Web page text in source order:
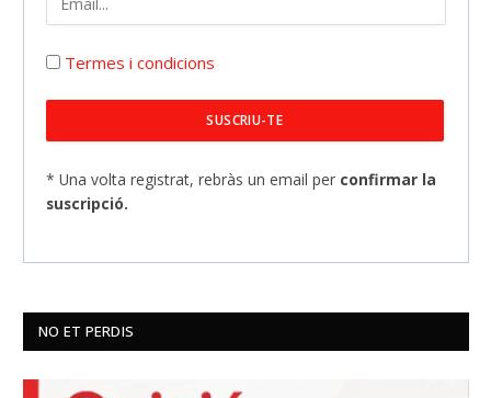
Termes i condicions
* Una volta registrat, rebràs un email per confirmar la
suscripció.
NO ET PERDIS